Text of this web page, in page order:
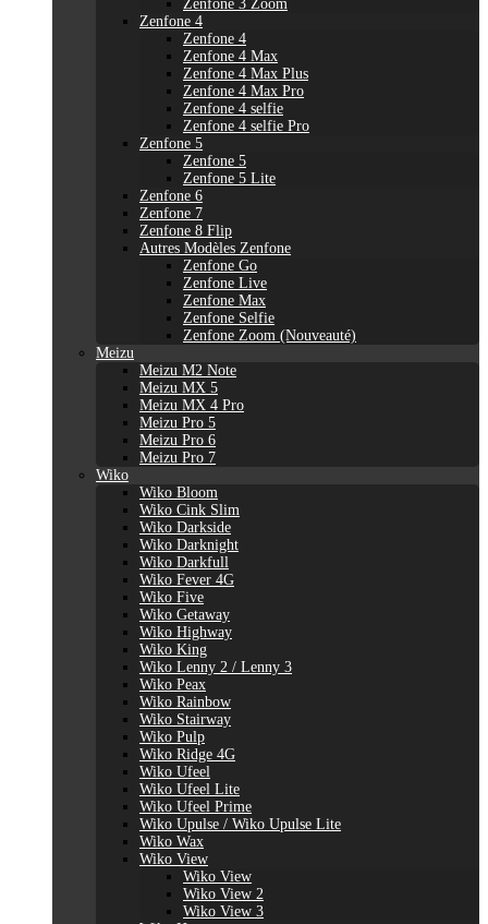
Zenfone 3 Zoom
Zenfone 4
Zenfone 4
Zenfone 4 Max
Zenfone 4 Max Plus
Zenfone 4 Max Pro
Zenfone 4 selfie
Zenfone 4 selfie Pro
Zenfone 5
Zenfone 5
Zenfone 5 Lite
Zenfone 6
Zenfone 7
Zenfone 8 Flip
Autres Modèles Zenfone
Zenfone Go
Zenfone Live
Zenfone Max
Zenfone Selfie
Zenfone Zoom (Nouveauté)
Meizu
Meizu M2 Note
Meizu MX 5
Meizu MX 4 Pro
Meizu Pro 5
Meizu Pro 6
Meizu Pro 7
Wiko
Wiko Bloom
Wiko Cink Slim
Wiko Darkside
Wiko Darknight
Wiko Darkfull
Wiko Fever 4G
Wiko Five
Wiko Getaway
Wiko Highway
Wiko King
Wiko Lenny 2 / Lenny 3
Wiko Peax
Wiko Rainbow
Wiko Stairway
Wiko Pulp
Wiko Ridge 4G
Wiko Ufeel
Wiko Ufeel Lite
Wiko Ufeel Prime
Wiko Upulse / Wiko Upulse Lite
Wiko Wax
Wiko View
Wiko View
Wiko View 2
Wiko View 3